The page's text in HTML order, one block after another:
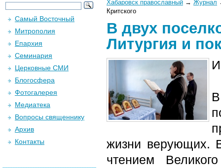
Хабаровск православный → Журнал
Критского
В двух
Литургия и
жизни верующих.
чтением
Самый Восточный
Митрополия
Епархия
Семинария
Церковные СМИ
Блогосфера
Фотогалерея
Медиатека
Вопросы священнику
Архив
Контакты